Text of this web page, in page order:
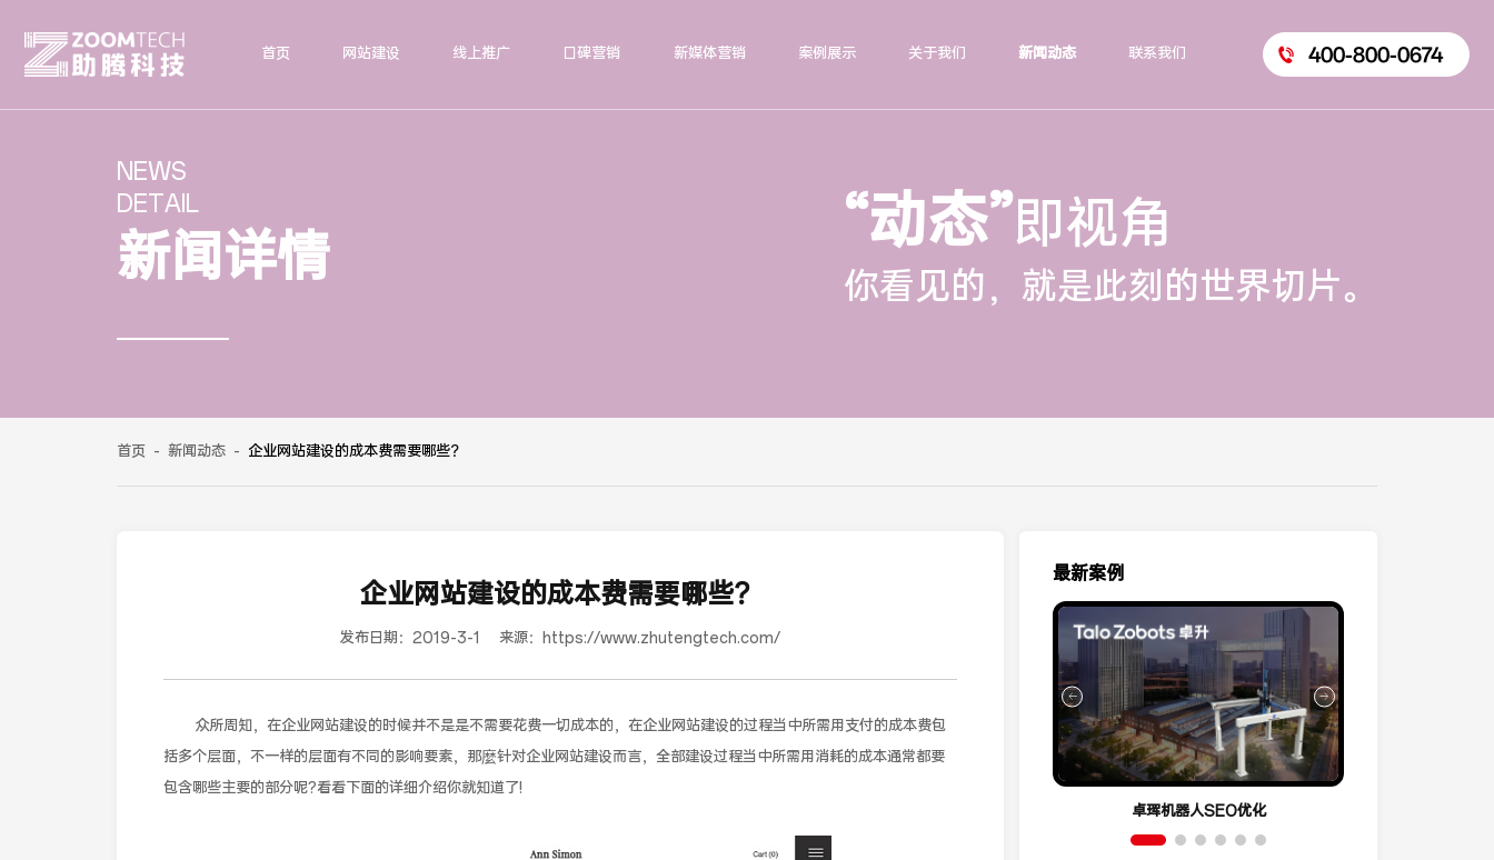
首页 网站建设 线上推广 口碑营销 新媒体营销 案例展示 关于我们 新闻动态 联系我们 400-800-0674
NEWS
DETAIL
新闻详情 “动态”即视角
你看见的，就是此刻的世界切片。
首页 - 新闻动态 - 企业网站建设的成本费需要哪些？
企业网站建设的成本费需要哪些？
发布日期： 2019-3-1 来源： https://www.zhutengtech.com/
众所周知，在企业网站建设的时候并不是是不需要花费一切成本的，在企业网站建设的过程当中所需用支付的成本费包
括多个层面，不一样的层面有不同的影响要素，那麼针对企业网站建设而言，全部建设过程当中所需用消耗的成本通常都要
包含哪些主要的部分呢?看看下面的详细介绍你就知道了!
最新案例
卓珲机器人SEO优化